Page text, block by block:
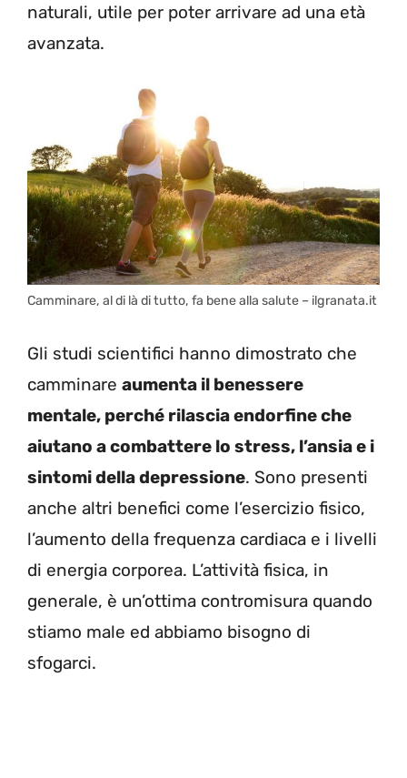
naturali, utile per poter arrivare ad una età
avanzata.
Camminare, al di là di tutto, fa bene alla salute – ilgranata.it
Gli studi scientifici hanno dimostrato che
camminare aumenta il benessere
mentale, perché rilascia endorfine che
aiutano a combattere lo stress, l’ansia e i
sintomi della depressione. Sono presenti
anche altri benefici come l’esercizio fisico,
l’aumento della frequenza cardiaca e i livelli
di energia corporea. L’attività fisica, in
generale, è un’ottima contromisura quando
stiamo male ed abbiamo bisogno di
sfogarci.